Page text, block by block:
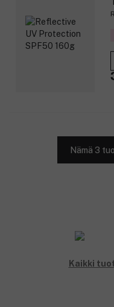
3 suutinta mukana.
Tuotenumero:3359053
Nämä 3
Kaikki